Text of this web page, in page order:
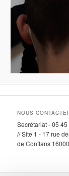
NOUS
Secrétariat - 05
// Site 1 - 17 rue
de Conflans